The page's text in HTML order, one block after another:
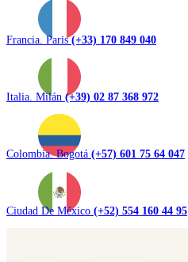
Francia. Paris(+33) 170 849 040
Italia. Milán (+39) 02 87 368 972
Colombia. Bogotá (+57) 601 75 64 047
Ciudad De México (+52) 554 160 44 95